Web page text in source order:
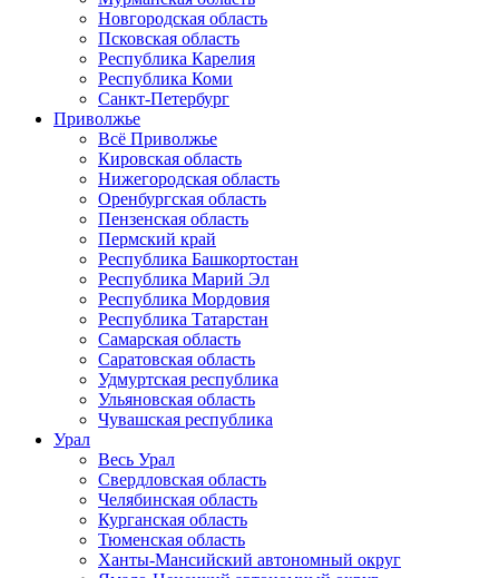
Новгородская область
Псковская область
Республика Карелия
Республика Коми
Санкт-Петербург
Приволжье
Всё Приволжье
Кировская область
Нижегородская область
Оренбургская область
Пензенская область
Пермский край
Республика Башкортостан
Республика Марий Эл
Республика Мордовия
Республика Татарстан
Самарская область
Саратовская область
Удмуртская республика
Ульяновская область
Чувашская республика
Урал
Весь Урал
Свердловская область
Челябинская область
Курганская область
Тюменская область
Ханты-Мансийский автономный округ